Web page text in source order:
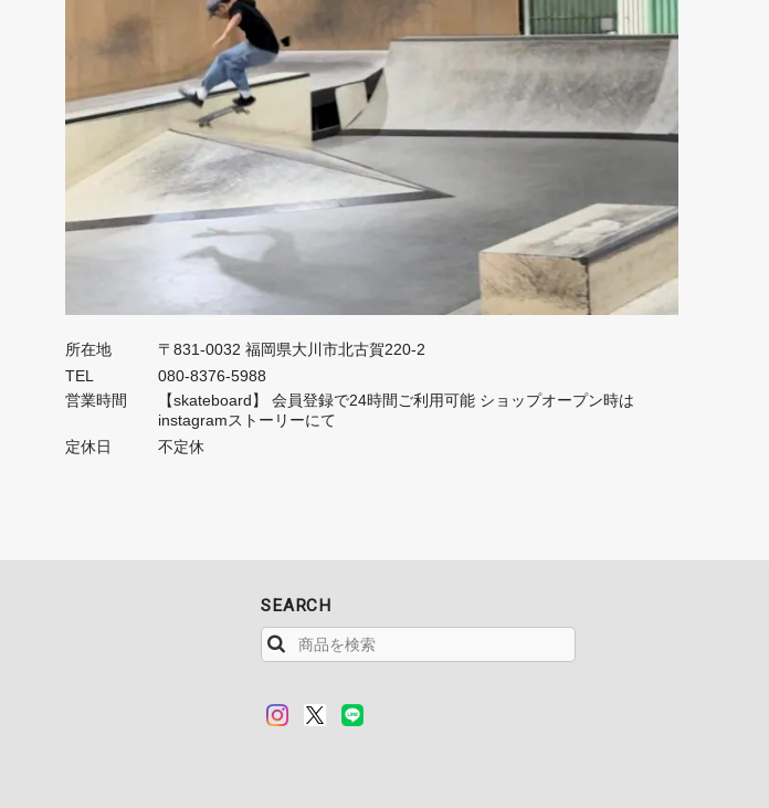
所在地
〒831-0032 福岡県大川市北古賀220-2
TEL
080-8376-5988
営業時間
【skateboard】 会員登録で24時間ご利用可能 ショップオープン時は
instagramストーリーにて
定休日
不定休
SEARCH